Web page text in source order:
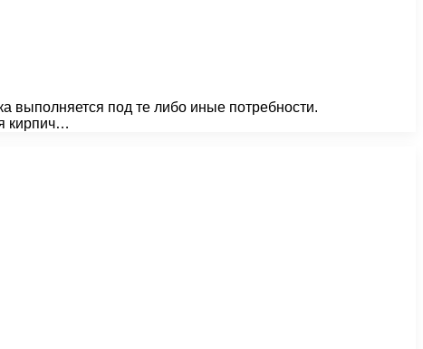
выполняется под те либо иные потребности.
кирпич…